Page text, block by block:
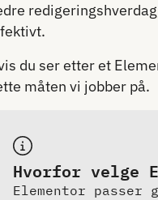
du ser etter et
måten vi jobber på.
Hvorfor velge
Elementor